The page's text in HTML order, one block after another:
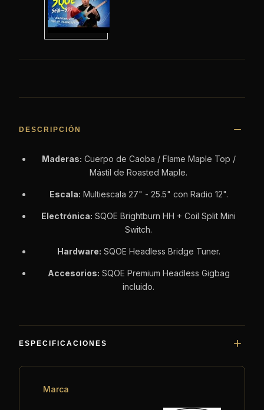
DESCRIPCIÓN
Maderas: Cuerpo de Caoba / Flame Maple Top /
Mástil de Roasted Maple.
Escala: Multiescala 27" - 25.5" con Radio 12".
Electrónica: SQOE Brightburn HH + Coil Split Mini
Switch.
Hardware: SQOE Headless Bridge Tuner.
Accesorios: SQOE Premium Headless Gigbag
incluido.
ESPECIFICACIONES
Marca